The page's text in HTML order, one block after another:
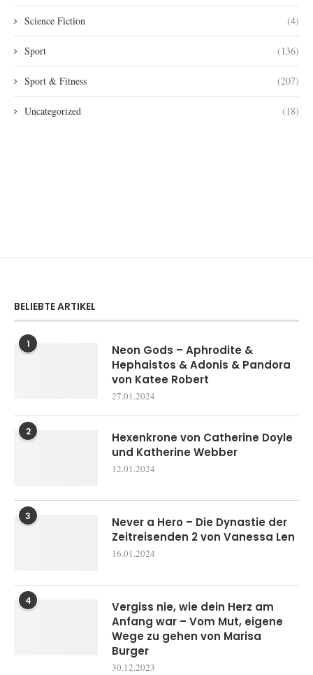
Science Fiction (4)
Sport (136)
Sport & Fitness (207)
Uncategorized (18)
BELIEBTE ARTIKEL
1
Neon Gods – Aphrodite &
Hephaistos & Adonis & Pandora
von Katee Robert
27.01.2024
2
Hexenkrone von Catherine Doyle
und Katherine Webber
12.01.2024
3
Never a Hero – Die Dynastie der
Zeitreisenden 2 von Vanessa Len
16.01.2024
4
Vergiss nie, wie dein Herz am
Anfang war – Vom Mut, eigene
Wege zu gehen von Marisa
Burger
30.12.2023